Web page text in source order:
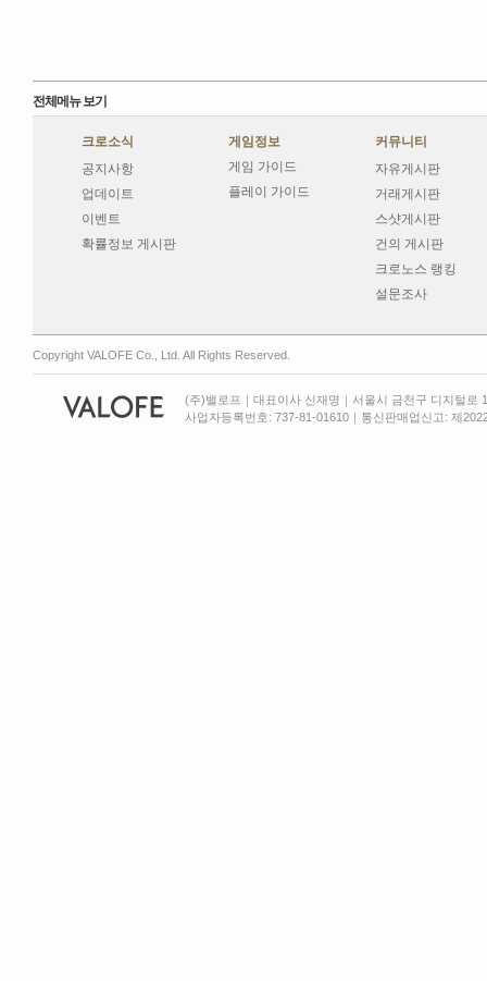
전체메뉴 보기
크로소식
공지사항
업데이트
이벤트
확률정보 게시판
게임정보
게임 가이드
플레이 가이드
커뮤니티
자유게시판
거래게시판
스샷게시판
건의 게시판
크로노스 랭킹
설문조사
Copyright VALOFE Co., Ltd. All Rights Reserved.
(주)밸로프｜대표이사 신재명｜서울시 금천구 디지털로
사업자등록번호: 737-81-01610｜통신판매업신고: 제